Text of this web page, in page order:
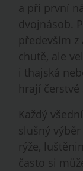
a při první
dvojnásob.
především z
chutě, ale
i thajská
hrají
Každý
slušný
rýže,
často si